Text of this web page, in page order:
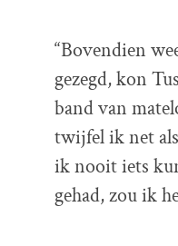
“Bovendien
gezegd, kon
band van
twijfel ik net
ik nooit iets
gehad, zou ik